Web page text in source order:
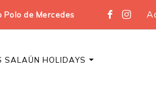
Polo de Mercedes
SALAÜN HOLIDAYS